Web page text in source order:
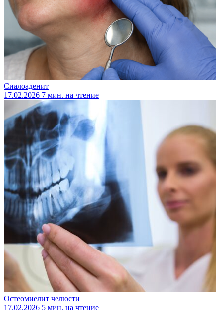
Сиалоаденит
17.02.2026 7 мин. на чтение
Остеомиелит челюсти
17.02.2026 5 мин. на чтение